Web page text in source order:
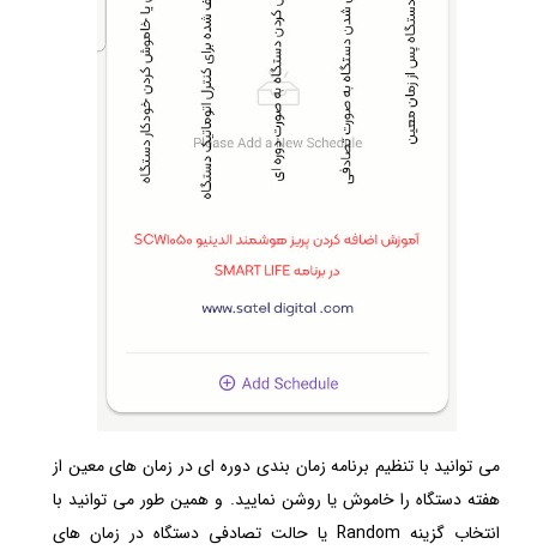
می توانید با تنظیم برنامه زمان بندی دوره ای در زمان های معین از
هفته دستگاه را خاموش یا روشن نمایید. و همین طور می توانید با
انتخاب گزینه Random یا حالت تصادفی دستگاه در زمان های